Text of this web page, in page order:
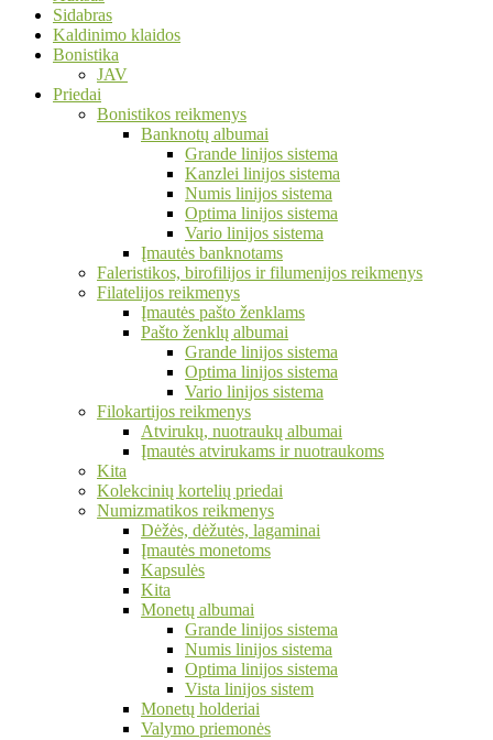
Sidabras
Kaldinimo klaidos
Bonistika
JAV
Priedai
Bonistikos reikmenys
Banknotų albumai
Grande linijos sistema
Kanzlei linijos sistema
Numis linijos sistema
Optima linijos sistema
Vario linijos sistema
Įmautės banknotams
Faleristikos, birofilijos ir filumenijos reikmenys
Filatelijos reikmenys
Įmautės pašto ženklams
Pašto ženklų albumai
Grande linijos sistema
Optima linijos sistema
Vario linijos sistema
Filokartijos reikmenys
Atvirukų, nuotraukų albumai
Įmautės atvirukams ir nuotraukoms
Kita
Kolekcinių kortelių priedai
Numizmatikos reikmenys
Dėžės, dėžutės, lagaminai
Įmautės monetoms
Kapsulės
Kita
Monetų albumai
Grande linijos sistema
Numis linijos sistema
Optima linijos sistema
Vista linijos sistem
Monetų holderiai
Valymo priemonės